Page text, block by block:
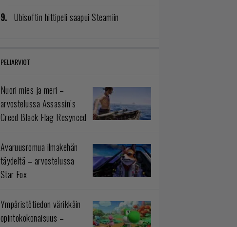
Ubisoftin hittipeli saapui Steamiin
PELIARVIOT
Nuori mies ja meri –
arvostelussa Assassin’s
Creed Black Flag Resynced
Avaruusromua ilmakehän
täydeltä – arvostelussa
Star Fox
Ympäristötiedon värikkäin
opintokokonaisuus –